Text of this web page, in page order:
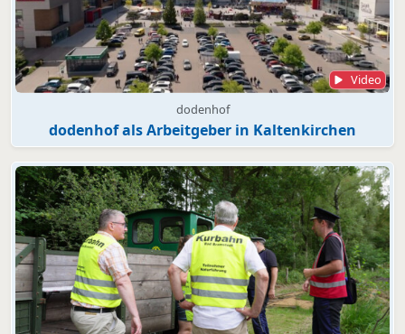
Video
dodenhof
dodenhof als Arbeitgeber in Kaltenkirchen